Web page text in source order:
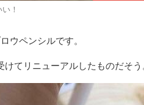
！
ウペンシルです。
てリニューアルしたものだそう